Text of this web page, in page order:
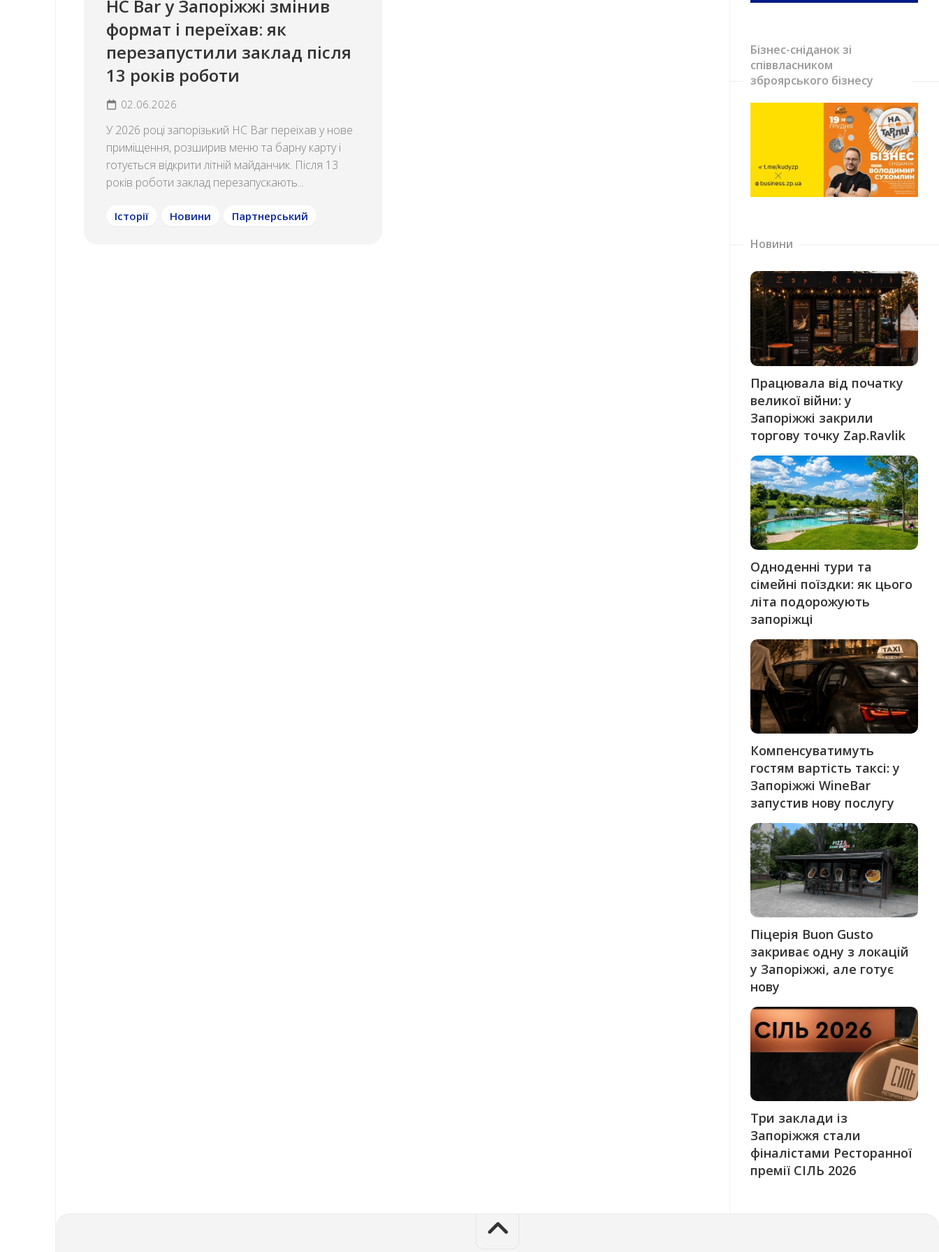
HC Bar у Запоріжжі змінив
формат і переїхав: як
перезапустили заклад після
13 років роботи
02.06.2026
У 2026 році запорізький HC Bar переїхав у нове
приміщення, розширив меню та барну карту і
готується відкрити літній майданчик. Після 13
років роботи заклад перезапускають...
Історії Новини Партнерський
Бізнес-сніданок зі
співвласником
зброярського бізнесу
Новини
Працювала від початку
великої війни: у
Запоріжжі закрили
торгову точку Zap.Ravlik
Одноденні тури та
сімейні поїздки: як цього
літа подорожують
запоріжці
Компенсуватимуть
гостям вартість таксі: у
Запоріжжі WineBar
запустив нову послугу
Піцерія Buon Gusto
закриває одну з локацій
у Запоріжжі, але готує
нову
Три заклади із
Запоріжжя стали
фіналістами Ресторанної
премії СІЛЬ 2026